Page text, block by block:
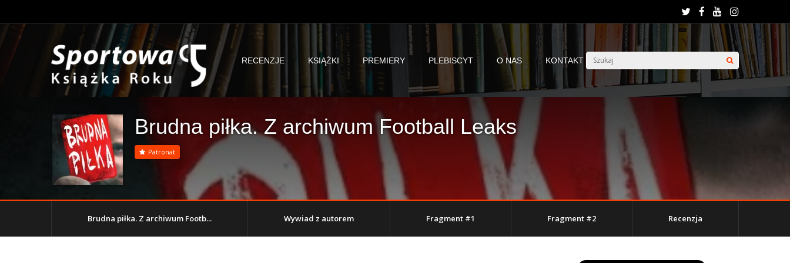
RECENZJE KSIĄŻKI PREMIERY PLEBISCYT O NAS KONTAKT
Brudna piłka. Z archiwum Football Leaks
Patronat
Brudna piłka. Z archiwum Footb... Wywiad z autorem Fragment #1 Fragment #2 Recenzja